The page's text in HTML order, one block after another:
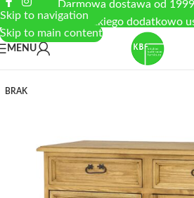
Skip to navigation
Skip to main content
Darmowa dostawa od
łódzkiego dodatkowo
MENU
BRAK